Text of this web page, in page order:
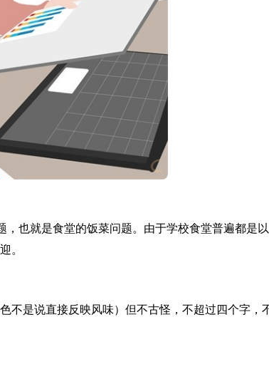
，也就是食堂的饭菜问题。由于学校食堂普遍都是
。
不是说直接反映风味）但不古怪，不超过四个字，